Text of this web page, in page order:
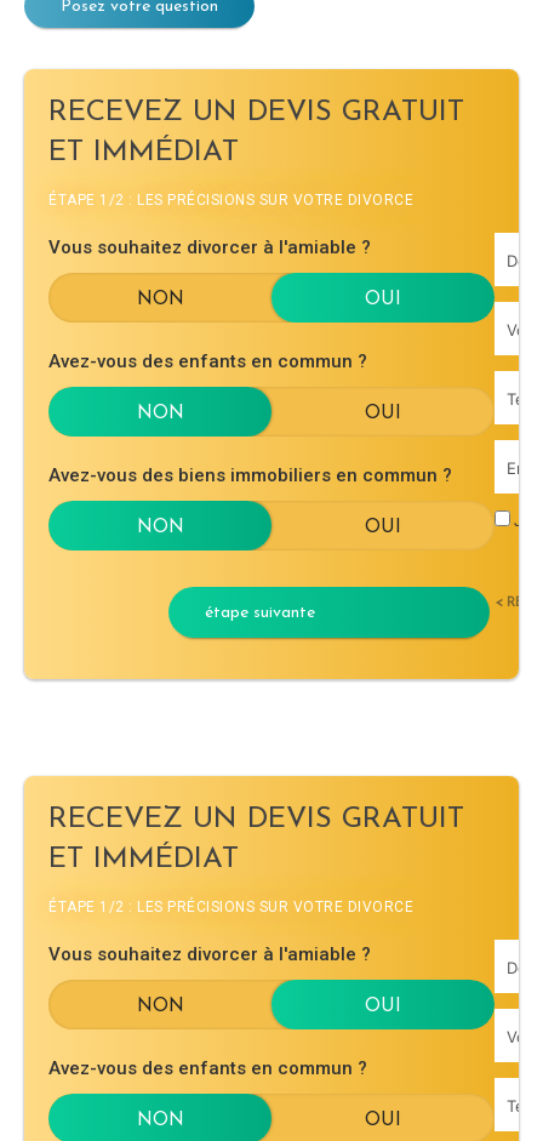
Posez votre question
RECEVEZ UN DEVIS GRATUIT
ET IMMÉDIAT
ÉTAPE 1/2 : LES PRÉCISIONS SUR VOTRE DIVORCE
Vous souhaitez divorcer à l'amiable ?
Avez-vous des enfants en commun ?
Avez-vous des biens immobiliers en commun ?
étape suivante <
RECEVEZ UN DEVIS GRATUIT
ET IMMÉDIAT
ÉTAPE 1/2 : LES PRÉCISIONS SUR VOTRE DIVORCE
Vous souhaitez divorcer à l'amiable ?
Avez-vous des enfants en commun ?